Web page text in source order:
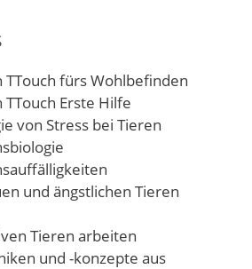
TTouch fürs Wohlbefinden
TTouch Erste Hilfe
von Stress bei Tieren
und ängstlichen Tieren
Tieren arbeiten
und -konzepte aus